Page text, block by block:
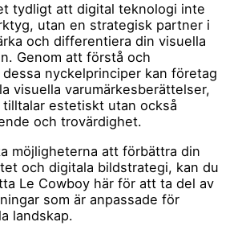
tydligt att digital teknologi inte
utan en strategisk partner i
och differentiera din visuella
Genom att förstå och
nyckelprinciper kan företag
visuella varumärkesberättelser,
tilltalar estetiskt utan också
och trovärdighet.
möjligheterna att förbättra din
och digitala bildstrategi, kan du
Le Cowboy här för att ta del av
som är anpassade för
landskap.